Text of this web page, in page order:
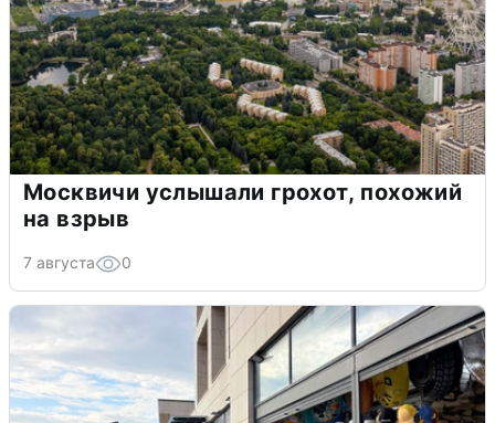
Москвичи услышали грохот, похожий
на взрыв
7 августа 0